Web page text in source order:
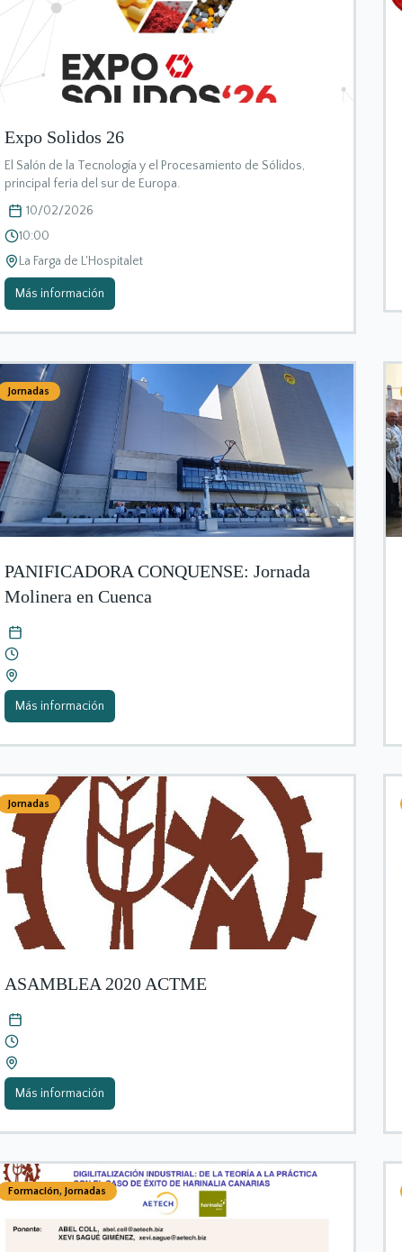
Expo Solidos 26
El Salón de la Tecnología y el Procesamiento de Sólidos,
principal feria del sur de Europa.
10/02/2026
10:00
La Farga de L'Hospitalet
Más información
Jornadas
PANIFICADORA CONQUENSE: Jornada
Molinera en Cuenca
Más información
Jornadas
ASAMBLEA 2020 ACTME
Más información
Formación,Jornadas